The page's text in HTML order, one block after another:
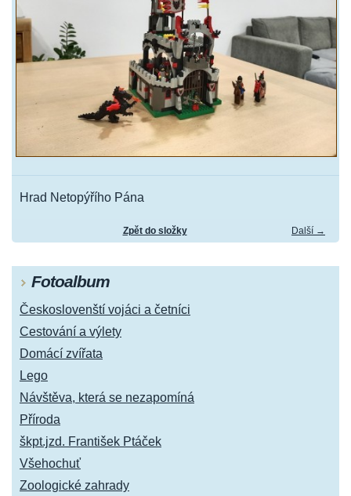
Hrad Netopýřího Pána
Další →
Zpět do složky
Fotoalbum
Českoslovenští vojáci a četníci
Cestování a výlety
Domácí zvířata
Lego
Návštěva, která se nezapomíná
Příroda
škpt.jzd. František Ptáček
Všehochuť
Zoologické zahrady